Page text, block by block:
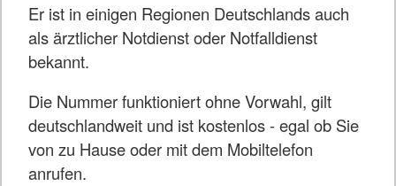
Er ist in einigen Regionen Deutschlands auch
als ärztlicher Notdienst oder Notfalldienst
bekannt.
Die Nummer funktioniert ohne Vorwahl, gilt
deutschlandweit und ist kostenlos - egal ob Sie
von zu Hause oder mit dem Mobiltelefon
anrufen.